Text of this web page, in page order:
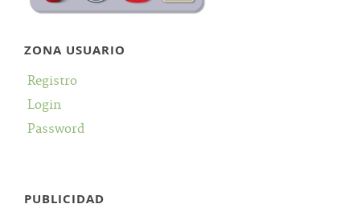
ZONA USUARIO
Registro
Login
Password
PUBLICIDAD